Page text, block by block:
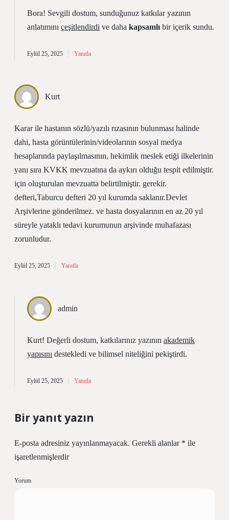
Bora! Sevgili dostum, sunduğunuz katkılar yazının
anlatımını çeşitlendirdi ve daha kapsamlı bir içerik sundu.
Eylül 25, 2025 Yanıtla
Kurt
Karar ile hastanın sözlü/yazılı rızasının bulunması halinde
dahi, hasta görüntülerinin/videolarının sosyal medya
hesaplarında paylaşılmasının, hekimlik meslek etiği ilkelerinin
yanı sıra KVKK mevzuatına da aykırı olduğu tespit edilmiştir.
için oluşturulan mevzuatta belirtilmiştir. gerekir.
defteri,Taburcu defteri 20 yıl kurumda saklanır.Devlet
Arşivlerine gönderilmez. ve hasta dosyalarının en az 20 yıl
süreyle yataklı tedavi kurumunun arşivinde muhafazası
zorunludur.
Eylül 25, 2025 Yanıtla
admin
Kurt! Değerli dostum, katkılarınız yazının akademik
yapısını destekledi ve bilimsel niteliğini pekiştirdi.
Eylül 25, 2025 Yanıtla
Bir yanıt yazın
E-posta adresiniz yayınlanmayacak. Gerekli alanlar * ile
işaretlenmişlerdir
Yorum